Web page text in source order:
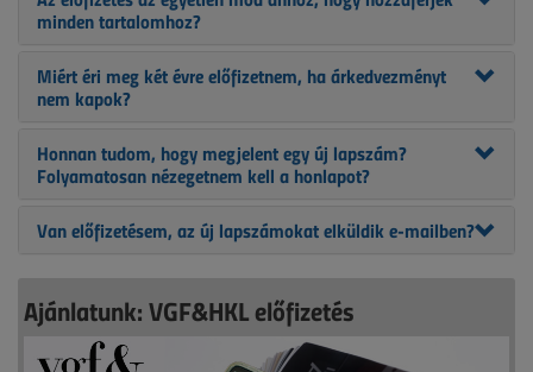
minden tartalomhoz?
Miért éri meg két évre előfizetnem, ha árkedvezményt
nem kapok?
Honnan tudom, hogy megjelent egy új lapszám?
Folyamatosan nézegetnem kell a honlapot?
Van előfizetésem, az új lapszámokat elküldik e-mailben?
Ajánlatunk: VGF&HKL előfizetés